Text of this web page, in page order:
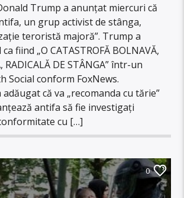
Trump a anunțat miercuri că
un grup activist de stânga,
teroristă majoră”. Trump a
fiind „O CATASTROFĂ BOLNAVĂ,
RADICALĂ DE STÂNGA” într-un
Social conform FoxNews.
că va „recomanda cu tărie”
antifa să fie investigați
cu […]
0